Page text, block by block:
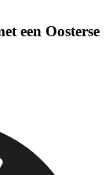
een Oosterse